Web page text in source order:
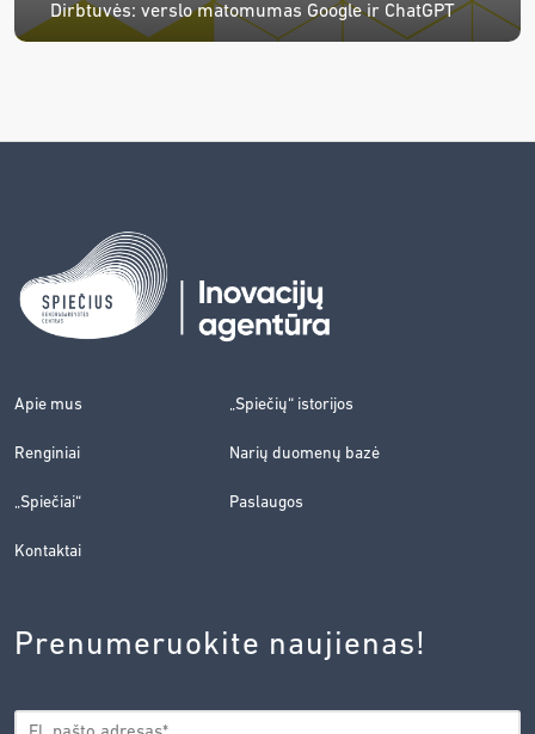
Dirbtuvės: verslo matomumas Google ir ChatGPT
Apie mus „Spiečių“ istorijos
Renginiai Narių duomenų bazė
„Spiečiai“ Paslaugos
Kontaktai
Prenumeruokite naujienas!
EL.